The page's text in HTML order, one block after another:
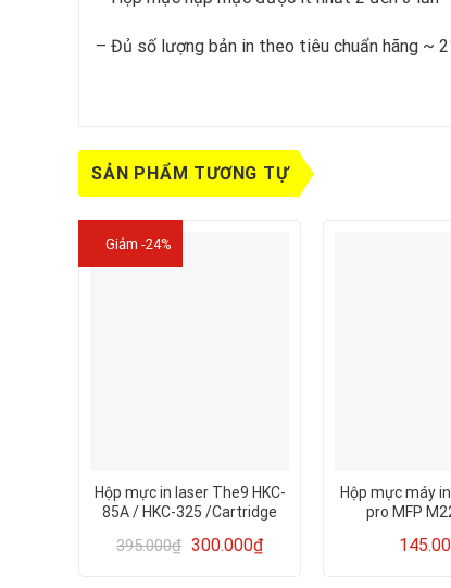
– Đủ số lượng bản in theo tiêu chuẩn hãng ~
SẢN PHẨM TƯƠNG TỰ
Giảm -24%
Hộp mực in laser The9 HKC-
85A / HKC-325 /Cartridge
395.000₫ 300.000₫
Hộp mực máy
pro MFP
(Cartridge 30A/